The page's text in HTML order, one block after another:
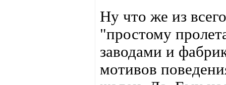
Ну что же из
"простому
заводами и
мотивов